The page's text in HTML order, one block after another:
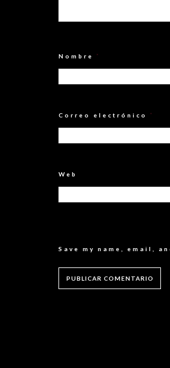
Nombre *
Correo electrónico *
Web
Save my name, email,